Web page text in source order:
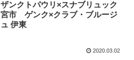
ザンクトパウリ×スナブリュック
宮市 ゲンク×クラブ・ブルージ
ュ 伊東
2020.03.02